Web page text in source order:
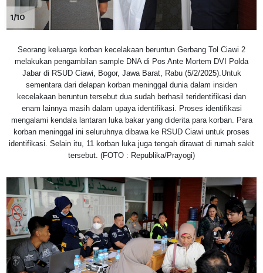
1/10
Seorang keluarga korban kecelakaan beruntun Gerbang Tol Ciawi 2
melakukan pengambilan sample DNA di Pos Ante Mortem DVI Polda
Jabar di RSUD Ciawi, Bogor, Jawa Barat, Rabu (5/2/2025).Untuk
sementara dari delapan korban meninggal dunia dalam insiden
kecelakaan beruntun tersebut dua sudah berhasil teridentifikasi dan
enam lainnya masih dalam upaya identifikasi. Proses identifikasi
mengalami kendala lantaran luka bakar yang diderita para korban. Para
korban meninggal ini seluruhnya dibawa ke RSUD Ciawi untuk proses
identifikasi. Selain itu, 11 korban luka juga tengah dirawat di rumah sakit
tersebut. (FOTO : Republika/Prayogi)